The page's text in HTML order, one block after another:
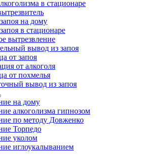
в стационаре
на дому
в стационаре
вытрезвление
вывод из запоя
от запоя
от алкоголя
от похмелья
вывод из запоя
на дому
алкоголизма гипнозом
по методу Довженко
Торпедо
уколом
иглоукалыванием